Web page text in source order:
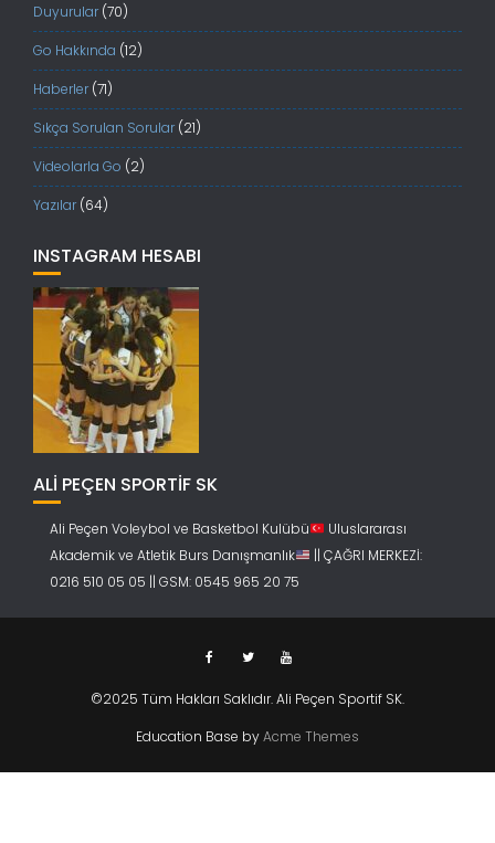
Duyurular (70)
Go Hakkında (12)
Haberler (71)
Sıkça Sorulan Sorular (21)
Videolarla Go (2)
Yazılar (64)
INSTAGRAM HESABI
ALİ PEÇEN SPORTİF SK
Ali Peçen Voleybol ve Basketbol Kulübü
Uluslararası
Akademik ve Atletik Burs Danışmanlık
|| ÇAĞRI MERKEZİ:
0216 510 05 05 || GSM: 0545 965 20 75
©2025 Tüm Hakları Saklıdır. Ali Peçen Sportif SK.
Education Base byAcme Themes